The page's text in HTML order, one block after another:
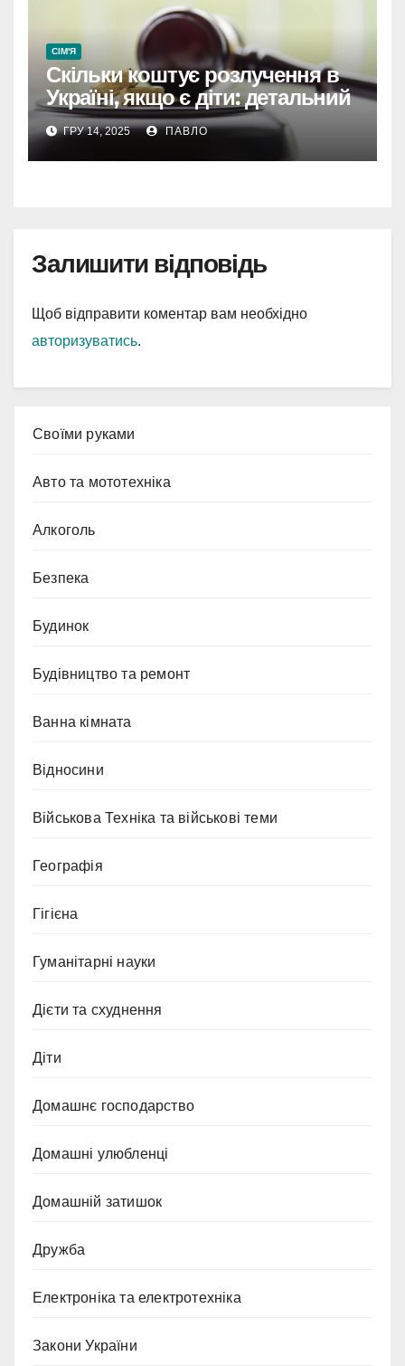
СІМ'Я
Скільки коштує розлучення в
Україні, якщо є діти: детальний
розбір витрат 2025
ГРУ 14, 2025 ПАВЛО
Залишити відповідь
Щоб відправити коментар вам необхідно
авторизуватись.
Cвоїми руками
Авто та мототехніка
Алкоголь
Безпека
Будинок
Будівництво та ремонт
Ванна кімната
Відносини
Військова Техніка та військові теми
Географія
Гігієна
Гуманітарні науки
Дієти та схуднення
Діти
Домашнє господарство
Домашні улюбленці
Домашній затишок
Дружба
Електроніка та електротехніка
Закони України